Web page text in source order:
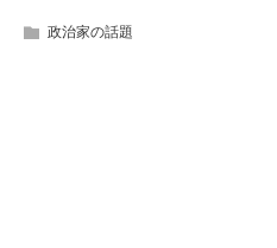
政治家の話題